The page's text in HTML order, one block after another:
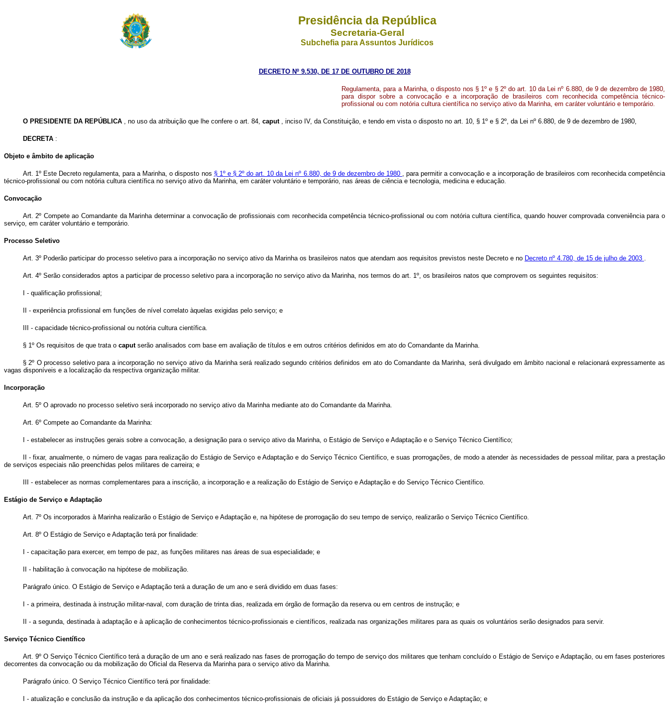
Presidência da República
Secretaria-Geral
Subchefia para Assuntos Jurídicos
DECRETO Nº 9.530, DE 17 DE OUTUBRO DE 2018
Regulamenta, para a Marinha, o disposto nos § 1º e § 2º do art. 10 da Lei nº 6.880, de 9 de dezembro de 1980,
para dispor sobre a convocação e a incorporação de brasileiros com reconhecida competência técnico-
profissional ou com notória cultura científica no serviço ativo da Marinha, em caráter voluntário e temporário.
O PRESIDENTE DA REPÚBLICA , no uso da atribuição que lhe confere o art. 84, caput , inciso IV, da Constituição, e tendo em vista o disposto no art. 10, § 1º e § 2º, da Lei nº 6.880, de 9 de dezembro de 1980,
DECRETA :
Objeto e âmbito de aplicação
Art. 1º Este Decreto regulamenta, para a Marinha, o disposto nos § 1º e § 2º do art. 10 da Lei nº 6.880, de 9 de dezembro de 1980 , para permitir a convocação e a incorporação de brasileiros com reconhecida competência
técnico-profissional ou com notória cultura científica no serviço ativo da Marinha, em caráter voluntário e temporário, nas áreas de ciência e tecnologia, medicina e educação.
Convocação
Art. 2º Compete ao Comandante da Marinha determinar a convocação de profissionais com reconhecida competência técnico-profissional ou com notória cultura científica, quando houver comprovada conveniência para o
serviço, em caráter voluntário e temporário.
Processo Seletivo
Art. 3º Poderão participar do processo seletivo para a incorporação no serviço ativo da Marinha os brasileiros natos que atendam aos requisitos previstos neste Decreto e no Decreto nº 4.780, de 15 de julho de 2003 .
Art. 4º Serão considerados aptos a participar de processo seletivo para a incorporação no serviço ativo da Marinha, nos termos do art. 1º, os brasileiros natos que comprovem os seguintes requisitos:
I - qualificação profissional;
II - experiência profissional em funções de nível correlato àquelas exigidas pelo serviço; e
III - capacidade técnico-profissional ou notória cultura científica.
§ 1º Os requisitos de que trata o caput serão analisados com base em avaliação de títulos e em outros critérios definidos em ato do Comandante da Marinha.
§ 2º O processo seletivo para a incorporação no serviço ativo da Marinha será realizado segundo critérios definidos em ato do Comandante da Marinha, será divulgado em âmbito nacional e relacionará expressamente as
vagas disponíveis e a localização da respectiva organização militar.
Incorporação
Art. 5º O aprovado no processo seletivo será incorporado no serviço ativo da Marinha mediante ato do Comandante da Marinha.
Art. 6º Compete ao Comandante da Marinha:
I - estabelecer as instruções gerais sobre a convocação, a designação para o serviço ativo da Marinha, o Estágio de Serviço e Adaptação e o Serviço Técnico Científico;
II - fixar, anualmente, o número de vagas para realização do Estágio de Serviço e Adaptação e do Serviço Técnico Científico, e suas prorrogações, de modo a atender às necessidades de pessoal militar, para a prestação
de serviços especiais não preenchidas pelos militares de carreira; e
III - estabelecer as normas complementares para a inscrição, a incorporação e a realização do Estágio de Serviço e Adaptação e do Serviço Técnico Científico.
Estágio de Serviço e Adaptação
Art. 7º Os incorporados à Marinha realizarão o Estágio de Serviço e Adaptação e, na hipótese de prorrogação do seu tempo de serviço, realizarão o Serviço Técnico Científico.
Art. 8º O Estágio de Serviço e Adaptação terá por finalidade:
I - capacitação para exercer, em tempo de paz, as funções militares nas áreas de sua especialidade; e
II - habilitação à convocação na hipótese de mobilização.
Parágrafo único. O Estágio de Serviço e Adaptação terá a duração de um ano e será dividido em duas fases:
I - a primeira, destinada à instrução militar-naval, com duração de trinta dias, realizada em órgão de formação da reserva ou em centros de instrução; e
II - a segunda, destinada à adaptação e à aplicação de conhecimentos técnico-profissionais e científicos, realizada nas organizações militares para as quais os voluntários serão designados para servir.
Serviço Técnico Científico
Art. 9º O Serviço Técnico Científico terá a duração de um ano e será realizado nas fases de prorrogação do tempo de serviço dos militares que tenham concluído o Estágio de Serviço e Adaptação, ou em fases posteriores
decorrentes da convocação ou da mobilização do Oficial da Reserva da Marinha para o serviço ativo da Marinha.
Parágrafo único. O Serviço Técnico Científico terá por finalidade:
I - atualização e conclusão da instrução e da aplicação dos conhecimentos técnico-profissionais de oficiais já possuidores do Estágio de Serviço e Adaptação; e